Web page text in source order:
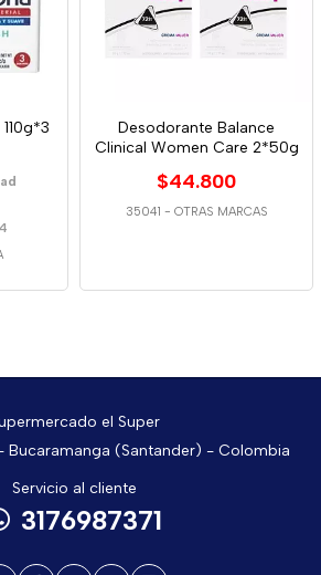
Desodorante Balance
Clinical Women Care 2*50g
$44.800
35041 - OTRAS MARCAS
el Super
(Santander) - Colombia
Servicio al cliente
3176987371